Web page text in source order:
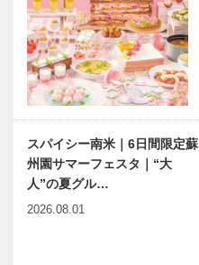
スパイシー南米｜6日間限定蘇
州園サマーフェスタ｜“大
人”の夏グル…
2026.08.01